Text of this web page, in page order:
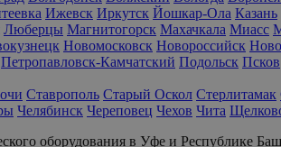
Ижевск Иркутск Йошкар-Ола Казань
Люберцы Магнитогорск Махачкала Миасс
Новомосковск Новороссийск
Петропавловск-Камчатский Подольск Псков
Ставрополь Старый Оскол Стерлитамак
Челябинск Череповец Чехов Чита
оборудования в Уфе и Республике